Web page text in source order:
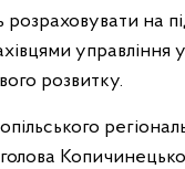
на
управління у
розвитку.